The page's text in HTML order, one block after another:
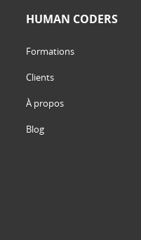
HUMAN CODERS
Formations
Clients
À propos
Blog